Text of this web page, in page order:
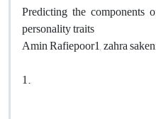
Predicting the
personality traits
Amin Rafiepoor1, zahra
1.